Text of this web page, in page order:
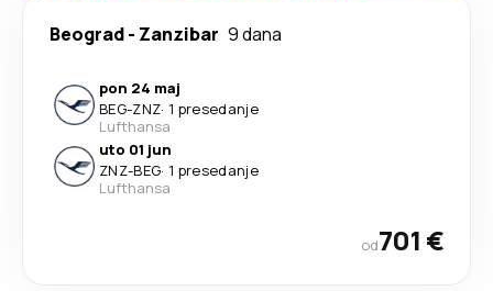
Beograd- Zanzibar 9 dana
pon 24 maj
BEG-ZNZ· 1 presedanje
Lufthansa
uto 01 jun
ZNZ-BEG· 1 presedanje
Lufthansa
od701 €